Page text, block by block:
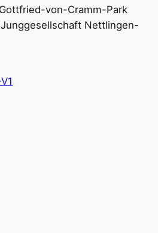
von-Cramm-Park
Nettlingen-